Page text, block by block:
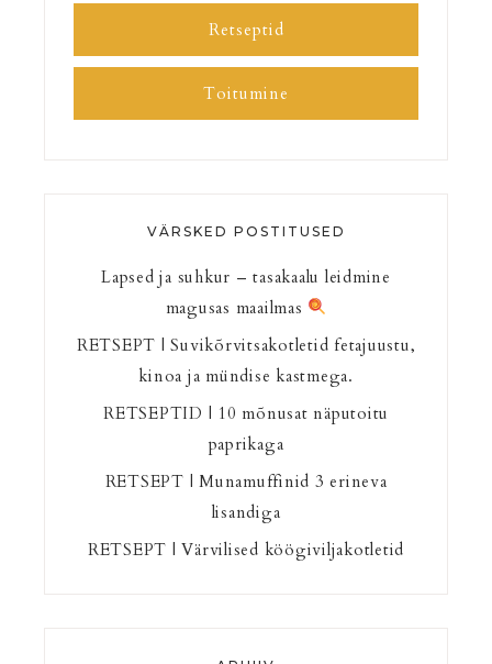
Retseptid
Toitumine
VÄRSKED POSTITUSED
Lapsed ja suhkur – tasakaalu leidmine
magusas maailmas
RETSEPT | Suvikõrvitsakotletid fetajuustu,
kinoa ja mündise kastmega.
RETSEPTID | 10 mõnusat näputoitu
paprikaga
RETSEPT | Munamuffinid 3 erineva
lisandiga
RETSEPT | Värvilised köögiviljakotletid